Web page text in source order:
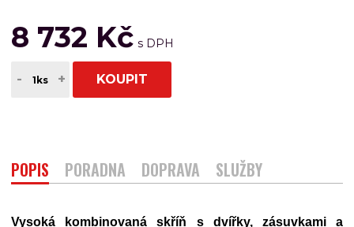
8 732 Kč
- + KOUPIT
POPIS PORADNA DOPRAVA SLUŽBY
Vysoká kombinovaná skříň s dvířky, zásuvkami a